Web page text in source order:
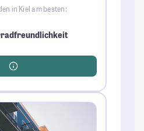
in Kiel am besten: